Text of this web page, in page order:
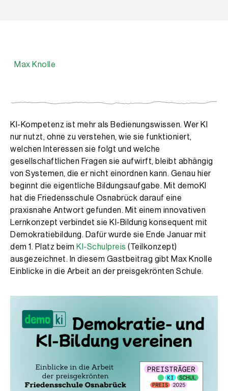
Max Knolle
Max Knolle
KI-Kompetenz ist mehr als Bedienungswissen. Wer KI
nur nutzt, ohne zu verstehen, wie sie funktioniert,
welchen Interessen sie folgt und welche
gesellschaftlichen Fragen sie aufwirft, bleibt abhängig
von Systemen, die er nicht einordnen kann. Genau hier
beginnt die eigentliche Bildungsaufgabe. Mit demoKI
hat die Friedensschule Osnabrück darauf eine
praxisnahe Antwort gefunden. Mit einem innovativen
Lernkonzept verbindet sie KI-Bildung konsequent mit
Demokratiebildung. Dafür wurde sie Ende Januar mit
dem 1. Platz beim KI-Schulpreis (Teilkonzept)
ausgezeichnet. In diesem Gastbeitrag gibt Max Knolle
Einblicke in die Arbeit an der preisgekrönten Schule.